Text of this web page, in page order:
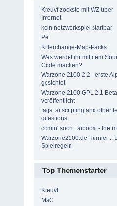
Kreuvf zockste mit WZ über
Internet
kein netzwerkspiel startbar
Pe
Killerchange-Map-Packs
Was werdet ihr mit dem
Code machen?
Warzone 2100 2.2 - erste
gesichtet
Warzone 2100 GPL 2.1
veröffentlicht
faqs, ai scripting and other
questions
comin' soon : aiboost - the
Warzone2100.de-Turnier ::
Spielregeln
Top Themenstarter
Kreuvf
MaC